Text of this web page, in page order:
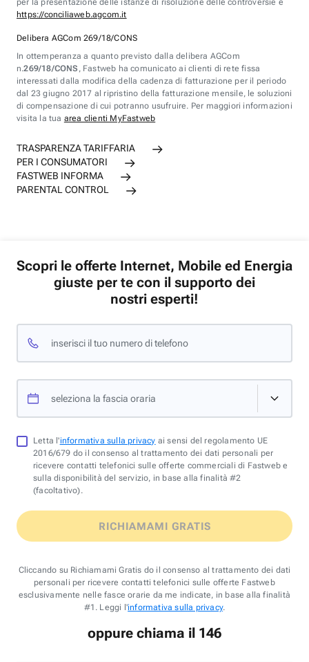
per la presentazione delle istanze di risoluzione delle controversie è
https://conciliaweb.agcom.it
Delibera AGCom 269/18/CONS
In ottemperanza a quanto previsto dalla delibera AGCom
n.269/18/CONS , Fastweb ha comunicato ai clienti di rete fissa
interessati dalla modifica della cadenza di fatturazione per il periodo
dal 23 giugno 2017 al ripristino della fatturazione mensile, le soluzioni
di compensazione di cui potranno usufruire. Per maggiori informazioni
visita la tua area clienti MyFastweb
TRASPARENZA TARIFFARIA
PER I CONSUMATORI
FASTWEB INFORMA
PARENTAL CONTROL
Scopri le offerte Internet, Mobile ed Energia
giuste per te con il supporto dei
nostri esperti!
inserisci il tuo numero di telefono
seleziona la fascia oraria
Letta l'informativa sulla privacy ai sensi del regolamento UE
2016/679 do il consenso al trattamento dei dati personali per
ricevere contatti telefonici sulle offerte commerciali di Fastweb e
sulla disponibilità del servizio, in base alla finalità #2
(facoltativo).
RICHIAMAMI GRATIS
Cliccando su Richiamami Gratis do il consenso al trattamento dei dati
personali per ricevere contatti telefonici sulle offerte Fastweb
esclusivamente nelle fasce orarie da me indicate, in base alla finalità
#1. Leggi l'informativa sulla privacy.
oppure chiama il 146